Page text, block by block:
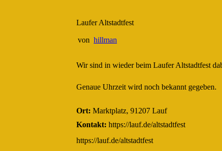
Laufer Altstadtfest
von hillman
Wir sind in wieder beim Laufer Altstadtfest
Genaue Uhrzeit wird noch bekannt gegeben.
Ort: Marktplatz, 91207 Lauf
Kontakt: https://lauf.de/altstadtfest
https://lauf.de/altstadtfest